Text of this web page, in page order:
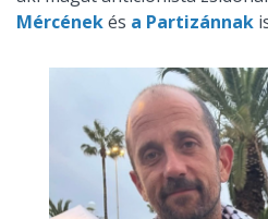
Mércénekés a Partizánnak